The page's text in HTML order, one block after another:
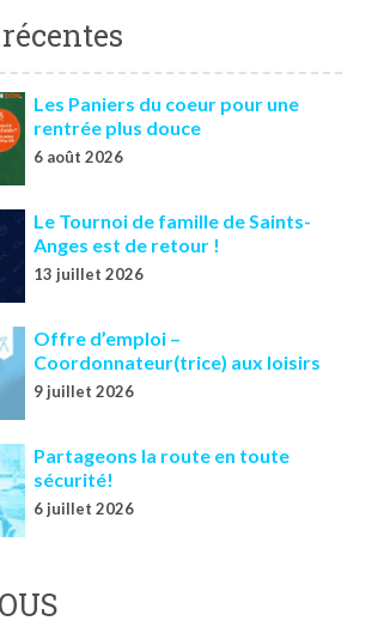
Les Paniers du coeur pour une
rentrée plus douce
6 août 2026
Le Tournoi de famille de Saints-
Anges est de retour !
13 juillet 2026
Offre d’emploi –
Coordonnateur(trice) aux loisirs
9 juillet 2026
Partageons la route en toute
sécurité!
6 juillet 2026